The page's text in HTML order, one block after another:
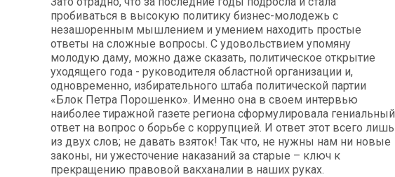
пробиваться в высокую политику бизнес-молодежь с
незашоренным мышлением и умением находить простые
ответы на сложные вопросы. С удовольствием упомяну
молодую даму, можно даже сказать, политическое открытие
уходящего года - руководителя областной организации и,
одновременно, избирательного штаба политической партии
«Блок Петра Порошенко». Именно она в своем интервью
наиболее тиражной газете региона сформулировала гениальный
ответ на вопрос о борьбе с коррупцией. И ответ этот всего лишь
из двух слов; не давать взяток! Так что, не нужны нам ни новые
законы, ни ужесточение наказаний за старые – ключ к
прекращению правовой вакханалии в наших руках.